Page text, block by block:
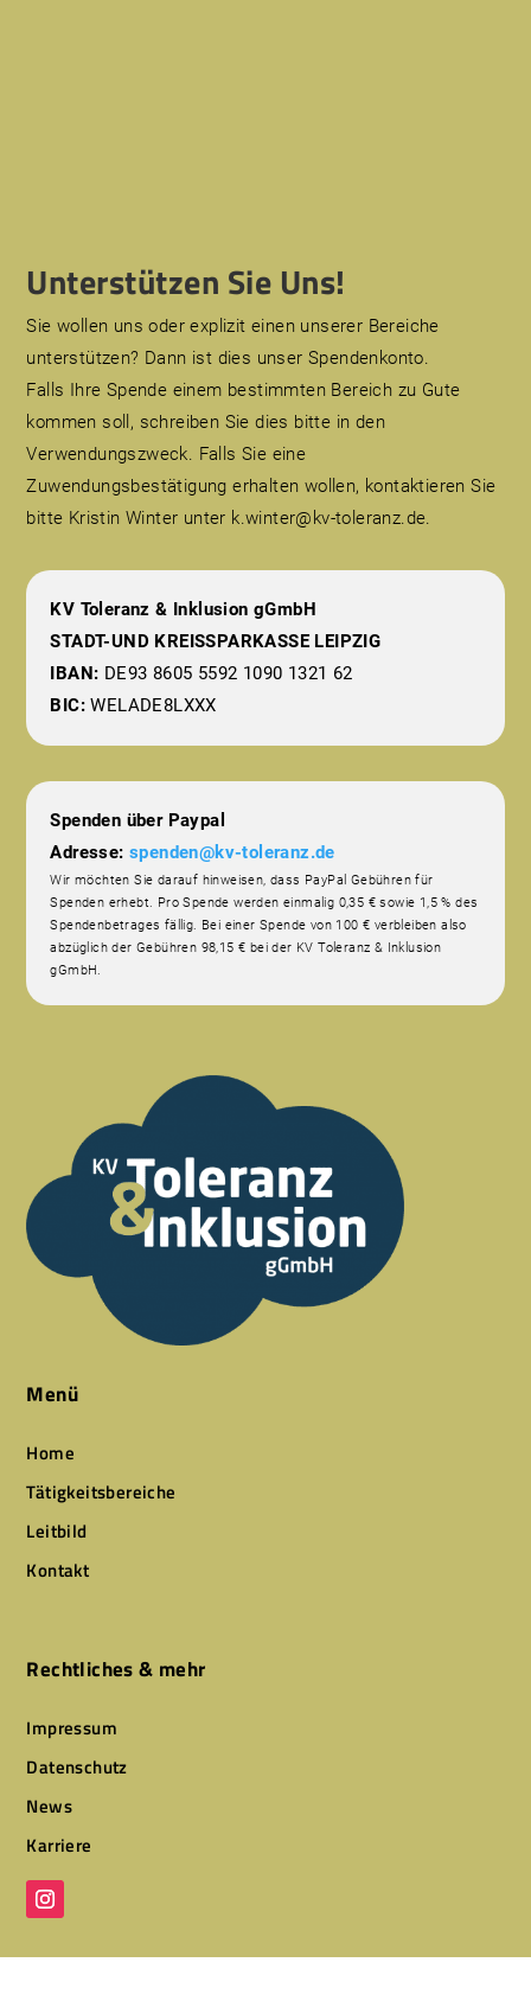
Unterstützen Sie Uns!
Sie wollen uns oder explizit einen unserer Bereiche
unterstützen? Dann ist dies unser Spendenkonto.
Falls Ihre Spende einem bestimmten Bereich zu Gute
kommen soll, schreiben Sie dies bitte in den
Verwendungszweck. Falls Sie eine
Zuwendungsbestätigung erhalten wollen, kontaktieren Sie
bitte Kristin Winter unter k.winter@kv-toleranz.de.
KV Toleranz & Inklusion gGmbH
STADT-UND KREISSPARKASSE LEIPZIG
IBAN: DE93 8605 5592 1090 1321 62
BIC: WELADE8LXXX
Spenden über Paypal
Adresse: spenden@kv-toleranz.de
Wir möchten Sie darauf hinweisen, dass PayPal Gebühren für
Spenden erhebt. Pro Spende werden einmalig 0,35 € sowie 1,5 % des
Spendenbetrages fällig. Bei einer Spende von 100 € verbleiben also
abzüglich der Gebühren 98,15 € bei der KV Toleranz & Inklusion
gGmbH.
Menü
Home
Tätigkeitsbereiche
Leitbild
Kontakt
Rechtliches & mehr
Impressum
Datenschutz
News
Karriere